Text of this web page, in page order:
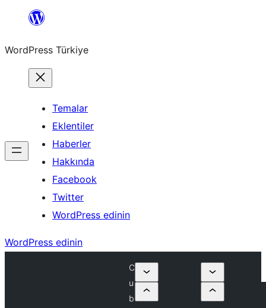
İçeriğe
WordPress Türkiye
Temalar
Eklentiler
Haberler
Hakkında
Facebook
Twitter
WordPress edinin
WordPress edinin
C
u
b